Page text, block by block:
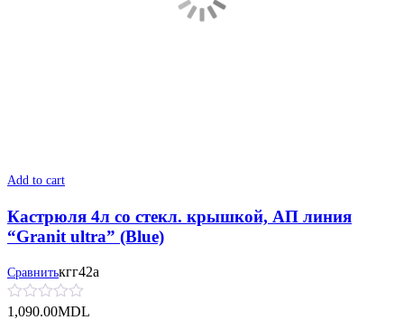
Add to cart
Кастрюля 4л со стекл. крышкой, АП линия
“Granit ultra” (Blue)
Сравнитькгг42а
1,090.00MDL